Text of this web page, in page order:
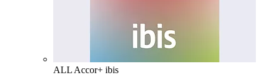
ALL Accor+ ibis